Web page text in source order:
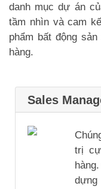
danh mục dự án
tầm nhìn và cam
phẩm bất động
hàng.
Sales
trị